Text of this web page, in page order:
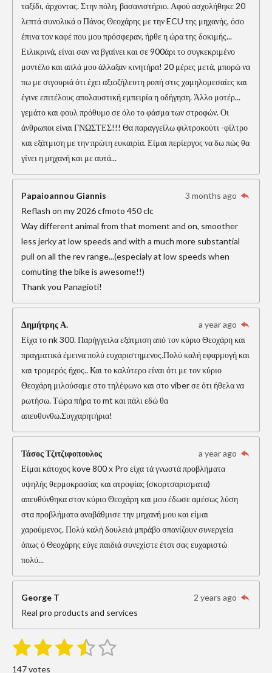
ταξίδι, άρχοντας. Στην πόλη, βασανιστήριο. Αφού ασχολήθηκε 20
λεπτά συνολικά ο Πάνος Θεοχάρης με την ECU της μηχανής, όσο
έπινα τον καφέ που μου πρόσφεραν, ήρθε η ώρα της δοκιμής...
Ειλικρινά, είναι σαν να βγαίνει και σε 900άρι το συγκεκριμένο
μοντέλο και απλά μου άλλαξαν κινητήρα! 20 μέρες μετά, μπορώ να
πω με σιγουριά ότι έχει αξιοζήλευτη ροπή στις χαμηλομεσαίες και
έγινε επιτέλους απολαυστική εμπειρία η οδήγηση. Άλλο μοτέρ...
γεμάτο και φουλ πρόθυμο σε όλο το φάσμα των στροφών. Οι
άνθρωποι είναι ΓΝΩΣΤΕΣ!!! Θα παραγγείλω φιλτροκούτι -φίλτρο
και εξάτμιση με την πρώτη ευκαιρία. Είμαι περίεργος να δω πώς θα
γίνει η μηχανή και με αυτά...
Papaioannou Giannis
3 months ago
Reflash on my 2026 cfmoto 450 clc
Way different animal from that moment and on, smoother
less jerky at low speeds and with a much more substantial
pull on all the rev range...(especialy at low speeds when
comuting the bike is awesome!!)
Thank you Panagioti!
Δημήτρης Α.
a year ago
Είχα το nk 300. Παρήγγειλα εξάτμιση από τον κύριο Θεοχάρη και
πραγματικά έμεινα πολύ ευχαριστημενος.Πολύ καλή εφαρμογή και
και τρομερός ήχος.. Και το καλύτερο είναι ότι με τον κύριο
Θεοχάρη μιλούσαμε στο τηλέφωνο και στο viber σε ότι ήθελα να
ρωτήσω. Τώρα πήρα το mt και πάλι εδώ θα
απευθυνθω.Συγχαρητήρια!
Τάσος Τζιτζιφοπουλος
a year ago
Είμαι κάτοχος kove 800 x Pro είχα τά γνωστά προβλήματα
υψηλής θερμοκρασίας και ατροφίας (σκορτσαρισματα)
απευθύνθηκα στον κύριο Θεοχάρη και μου έδωσε αμέσως λύση
στα προβλήματα αναβάθμισε την μηχανή μου και είμαι
χαρούμενος. Πολύ καλή δουλειά μπράβο σπανίζουν συνεργεία
όπως ό Θεοχάρης εύγε παιδιά συνεχίστε έτσι σας ευχαριστώ
πολύ...
George T
2 years ago
Real pro products and services
R
1
s
2
s
3 4 5
147 votes